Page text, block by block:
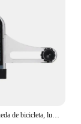
Luz LED para rueda de bicicleta, luces de radios de ciclismo recargables, lámpara de advertencia de seguridad para bicicleta, accesorios de decoración